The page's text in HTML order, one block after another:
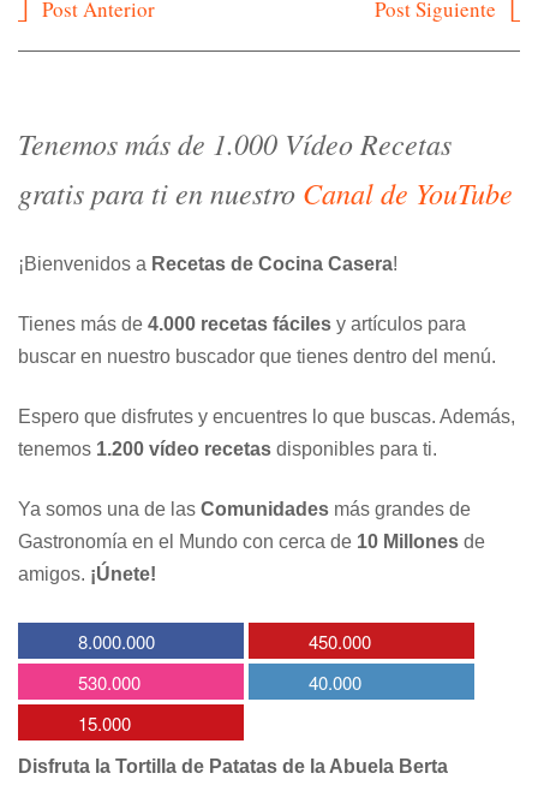
Navegación
Post Anterior Post Siguiente
Tenemos más de 1.000 Vídeo Recetas
gratis para ti en nuestro Canal de YouTube
¡Bienvenidos a Recetas de Cocina Casera!
Tienes más de 4.000 recetas fáciles y artículos para
buscar en nuestro buscador que tienes dentro del menú.
Espero que disfrutes y encuentres lo que buscas. Además,
tenemos 1.200 vídeo recetas disponibles para ti.
Ya somos una de las Comunidades más grandes de
Gastronomía en el Mundo con cerca de 10 Millones de
amigos. ¡Únete!
8.000.000
450.000
530.000
40.000
15.000
Disfruta la Tortilla de Patatas de la Abuela Berta